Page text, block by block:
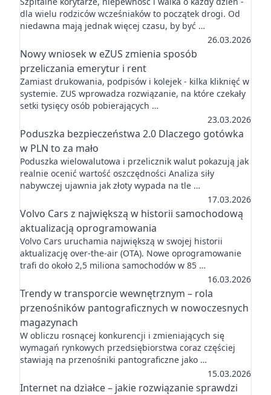
dla wielu rodziców wcześniaków to początek drogi. Od
niedawna mają jednak więcej czasu, by być …
26.03.2026
Nowy wniosek w eZUS zmienia sposób
przeliczania emerytur i rent
Zamiast drukowania, podpisów i kolejek - kilka kliknięć w
systemie. ZUS wprowadza rozwiązanie, na które czekały
setki tysięcy osób pobierających …
23.03.2026
Poduszka bezpieczeństwa 2.0 Dlaczego gotówka
w PLN to za mało
Poduszka wielowalutowa i przelicznik walut pokazują jak
realnie ocenić wartość oszczędności Analiza siły
nabywczej ujawnia jak złoty wypada na tle …
17.03.2026
Volvo Cars z największą w historii samochodową
aktualizacją oprogramowania
Volvo Cars uruchamia największą w swojej historii
aktualizację over-the-air (OTA). Nowe oprogramowanie
trafi do około 2,5 miliona samochodów w 85 …
16.03.2026
Trendy w transporcie wewnętrznym – rola
przenośników pantograficznych w nowoczesnych
magazynach
W obliczu rosnącej konkurencji i zmieniających się
wymagań rynkowych przedsiębiorstwa coraz częściej
stawiają na przenośniki pantograficzne jako …
15.03.2026
Internet na działce – jakie rozwiązanie sprawdzi